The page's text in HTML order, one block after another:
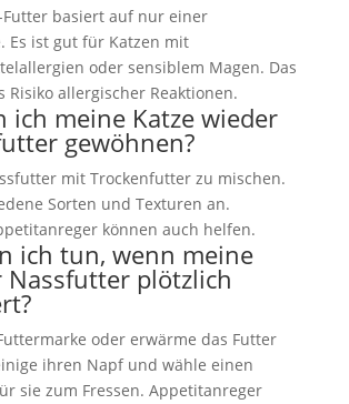
basiert auf nur einer
Es ist gut für Katzen mit
oder sensiblem Magen. Das
Risiko allergischer Reaktionen.
ich meine Katze wieder
gewöhnen?
mit Trockenfutter zu mischen.
Sorten und Texturen an.
können auch helfen.
ich tun, wenn meine
Nassfutter plötzlich
oder erwärme das Futter
ihren Napf und wähle einen
sie zum Fressen. Appetitanreger